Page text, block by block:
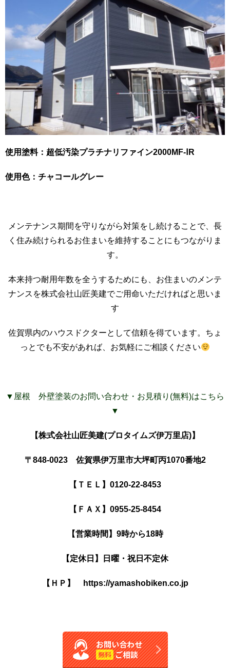
使用塗料：超低汚染プラチナリファイン2000MF-ⅠR
使用色：チャコールグレー
メンテナンス期間を守りながら対策をし続けることで、長
く住み続けられるお住まいを維持することにもつながりま
す。
本来持つ耐用年数を全うするためにも、お住まいのメンテ
ナンスを株式会社山匠美建でご用命いただければと思いま
す
佐賀県内のハウスドクターとして信頼を得ています。ちょ
っとでも不安があれば、お気軽にご相談ください
▼屋根 外壁塗装のお問い合わせ・お見積り(無料)はこちら
▼
【株式会社山匠美建(プロタイムズ伊万里店)】
〒848-0023 佐賀県伊万里市大坪町丙1070番地2
【ＴＥＬ】0120-22-8453
【ＦＡＸ】0955-25-8454
【営業時間】9時から18時
【定休日】日曜・祝日不定休
【ＨＰ】 https://yamashobiken.co.jp
お問い合わせ
無料 ご相談